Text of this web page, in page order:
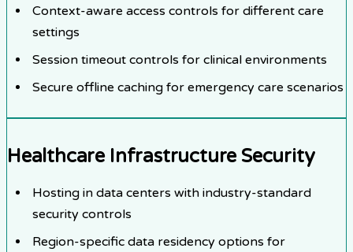
Context-aware access controls for different care
settings
Session timeout controls for clinical environments
Secure offline caching for emergency care scenarios
Healthcare Infrastructure Security
Hosting in data centers with industry-standard
security controls
Region-specific data residency options for